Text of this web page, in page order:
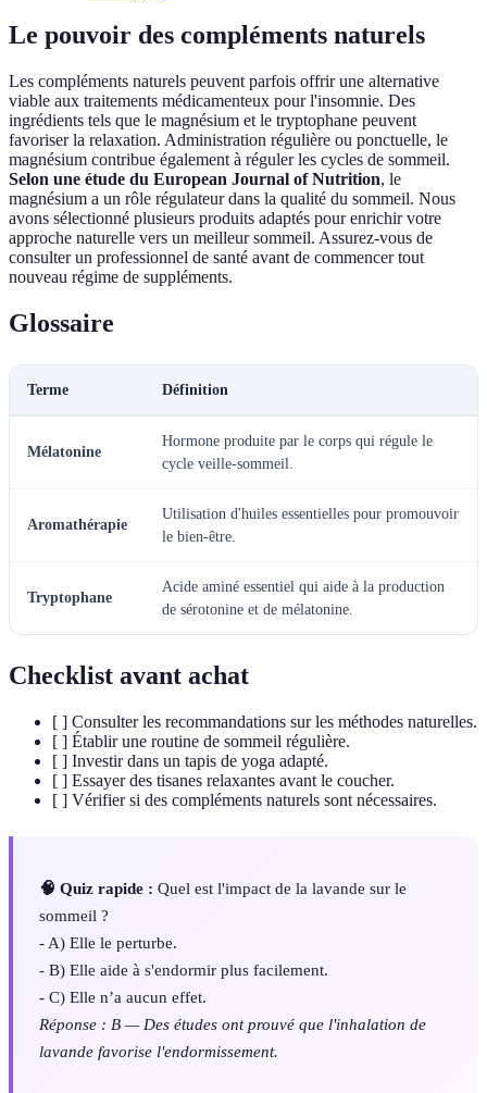
Le pouvoir des compléments naturels
Les compléments naturels peuvent parfois offrir une alternative
viable aux traitements médicamenteux pour l'insomnie. Des
ingrédients tels que le magnésium et le tryptophane peuvent
favoriser la relaxation. Administration régulière ou ponctuelle, le
magnésium contribue également à réguler les cycles de sommeil.
Selon une étude du European Journal of Nutrition, le
magnésium a un rôle régulateur dans la qualité du sommeil. Nous
avons sélectionné plusieurs produits adaptés pour enrichir votre
approche naturelle vers un meilleur sommeil. Assurez-vous de
consulter un professionnel de santé avant de commencer tout
nouveau régime de suppléments.
Glossaire
Terme Définition
Mélatonine
Hormone produite par le corps qui régule le
cycle veille-sommeil.
Aromathérapie
Utilisation d'huiles essentielles pour promouvoir
le bien-être.
Tryptophane
Acide aminé essentiel qui aide à la production
de sérotonine et de mélatonine.
Checklist avant achat
[ ] Consulter les recommandations sur les méthodes naturelles.
[ ] Établir une routine de sommeil régulière.
[ ] Investir dans un tapis de yoga adapté.
[ ] Essayer des tisanes relaxantes avant le coucher.
[ ] Vérifier si des compléments naturels sont nécessaires.
🧠 Quiz rapide : Quel est l'impact de la lavande sur le
sommeil ?
- A) Elle le perturbe.
- B) Elle aide à s'endormir plus facilement.
- C) Elle n’a aucun effet.
Réponse : B — Des études ont prouvé que l'inhalation de
lavande favorise l'endormissement.